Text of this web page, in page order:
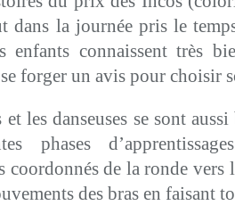
dans la journée pris le
enfants connaissent très
forger un avis pour choisir
et les danseuses se sont
phases
coordonnés de la ronde vers
des bras en faisant